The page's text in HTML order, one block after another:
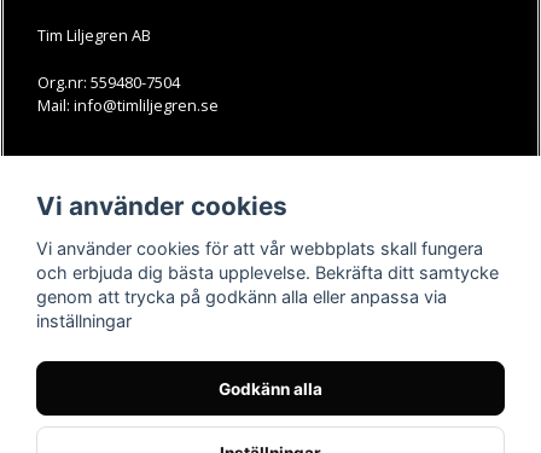
Tim Liljegren AB
Org.nr: 559480-7504
Mail: info@timliljegren.se
Köpvillkor
Kontakt
Youtube-videos
Instagram
Youtube
TikTok
Vi använder cookies
Vi använder cookies för att vår webbplats skall fungera
och erbjuda dig bästa upplevelse. Bekräfta ditt samtycke
genom att trycka på godkänn alla eller anpassa via
inställningar
Godkänn alla